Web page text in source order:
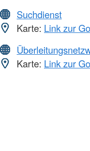
Suchdienst
Karte: Link zur
Karte: Link zur